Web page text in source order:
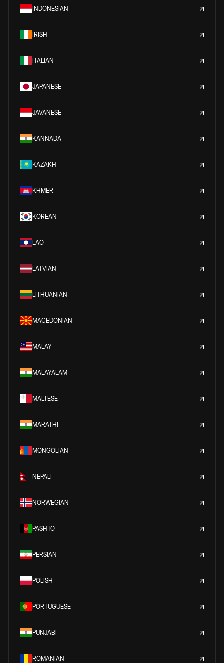
INDONESIAN
IRISH
ITALIAN
JAPANESE
JAVANESE
KANNADA
KAZAKH
KHMER
KOREAN
LAO
LATVIAN
LITHUANIAN
MACEDONIAN
MALAY
MALAYALAM
MALTESE
MARATHI
MONGOLIAN
NEPALI
NORWEGIAN
PASHTO
PERSIAN
POLISH
PORTUGUESE
PUNJABI
ROMANIAN